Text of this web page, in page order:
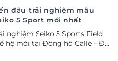
đâu trải nghiệm mẫu
5 Sport mới nhất
nghiệm Seiko 5 Sports Field
hệ mới tại Đồng hồ Galle – Đại